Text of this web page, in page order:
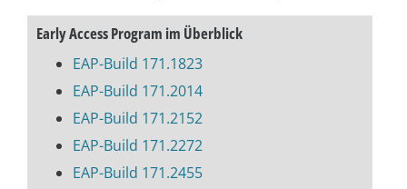
Early Access Program im Überblick
EAP-Build 171.1823
EAP-Build 171.2014
EAP-Build 171.2152
EAP-Build 171.2272
EAP-Build 171.2455